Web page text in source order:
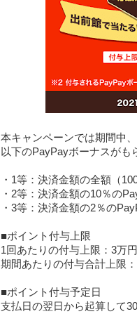
本キャンペーンでは期間中
以下のPayPayボーナスがも
・1等：決済金額の全額（
・2等：決済金額の10％の
・3等：決済金額の2％の
■ポイント付与上限
1回あたりの付与上限：3万
期間あたりの付与合計上限
■ポイント付与予定日
支払日の翌日から起算して